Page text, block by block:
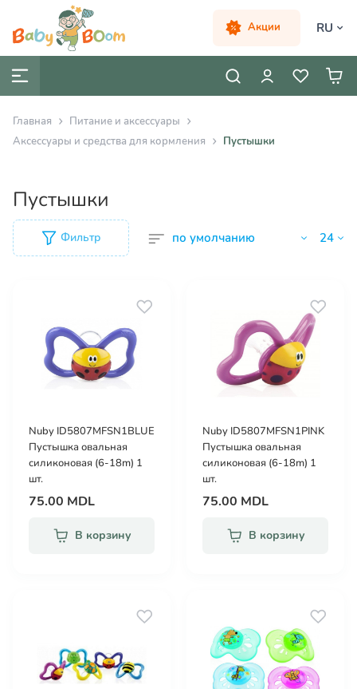
Акции RU
Главная
Питание и аксессуары
Аксессуары и средства для кормления
Пустышки
Пустышки
Фильтр
Nuby ID5807MFSN1BLUE
Пустышка овальная
силиконовая (6-18m) 1
шт.
75.00 MDL
В корзину
Nuby ID5807MFSN1PINK
Пустышка овальная
силиконовая (6-18m) 1
шт.
75.00 MDL
В корзину